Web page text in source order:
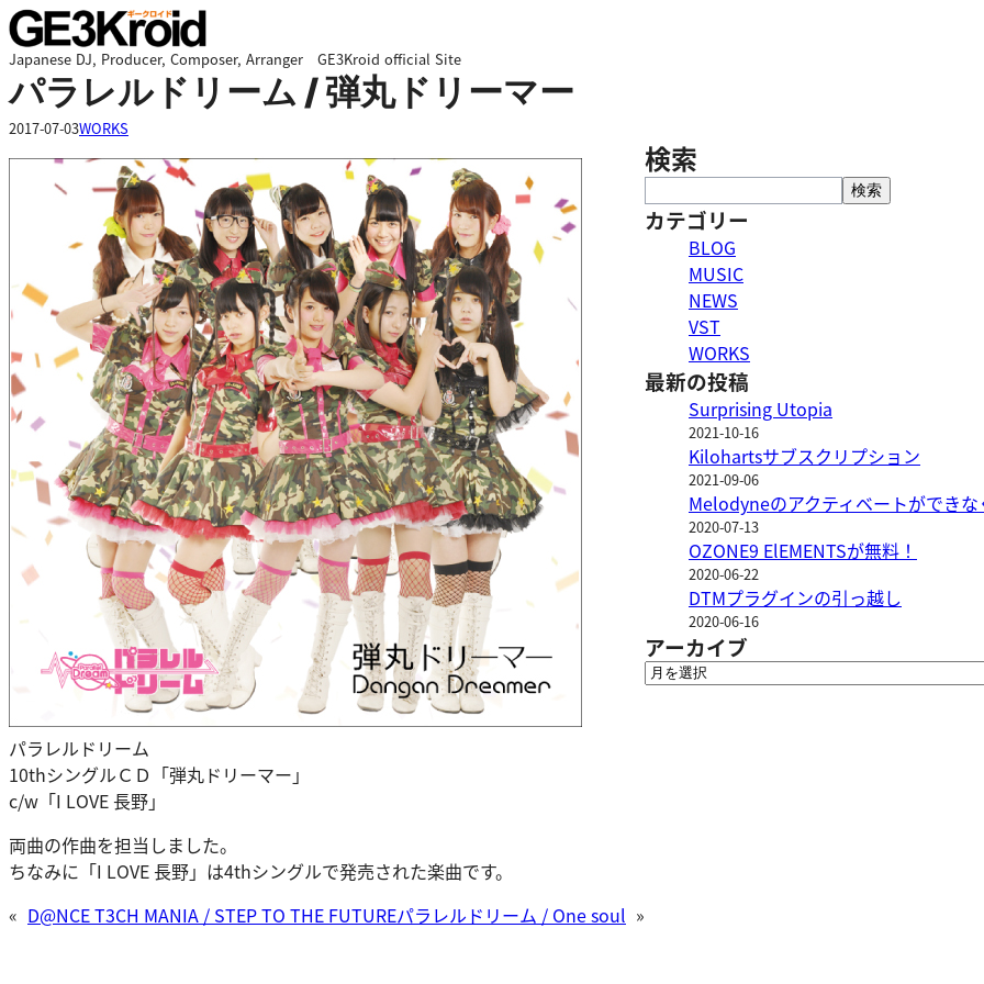
内
容
を
ス
キ
ッ
Japanese DJ, Producer, Composer, Arranger GE3Kroid official Site
パラレルドリーム / 弾丸ドリーマー
2017-07-03WORKS
パラレルドリーム
10thシングルＣＤ「弾丸ドリーマー」
c/w「I LOVE 長野」
両曲の作曲を担当しました。
ちなみに「I LOVE 長野」は4thシングルで発売された楽曲です。
« D@NCE T3CH MANIA / STEP TO THE FUTUREパラレルドリーム / One soul »
検索
索
検索
カテゴリー
BLOG
MUSIC
NEWS
VST
WORKS
最新の投稿
Surprising Utopia
2021-10-16
Kilohartsサブスクリプション
2021-09-06
Melodyneのアクティベートができ
2020-07-13
OZONE9 ElEMENTSが無料！
2020-06-22
DTMプラグインの引っ越し
2020-06-16
アーカイブ
ア